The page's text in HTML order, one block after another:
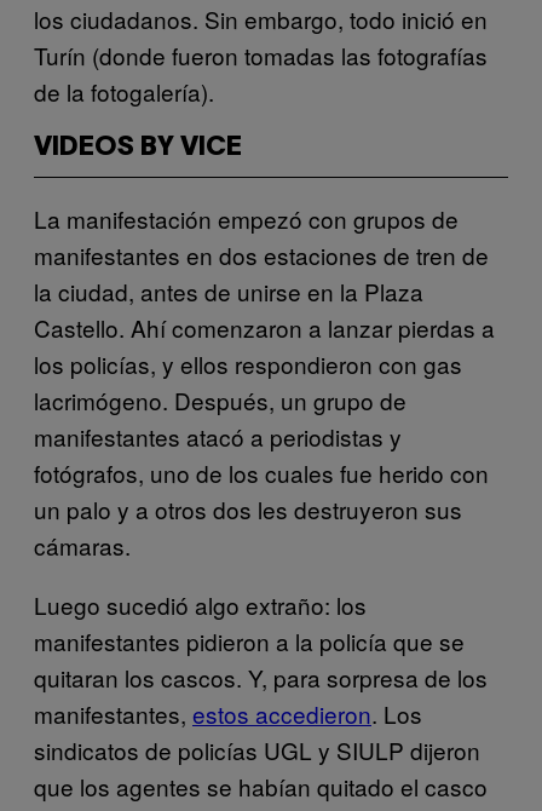
los ciudadanos. Sin embargo, todo inició en
Turín (donde fueron tomadas las fotografías
de la fotogalería).
VIDEOS BY VICE
La manifestación empezó con grupos de
manifestantes en dos estaciones de tren de
la ciudad, antes de unirse en la Plaza
Castello. Ahí comenzaron a lanzar pierdas a
los policías, y ellos respondieron con gas
lacrimógeno. Después, un grupo de
manifestantes atacó a periodistas y
fotógrafos, uno de los cuales fue herido con
un palo y a otros dos les destruyeron sus
cámaras.
Luego sucedió algo extraño: los
manifestantes pidieron a la policía que se
quitaran los cascos. Y, para sorpresa de los
manifestantes, estos accedieron. Los
sindicatos de policías UGL y SIULP dijeron
que los agentes se habían quitado el casco